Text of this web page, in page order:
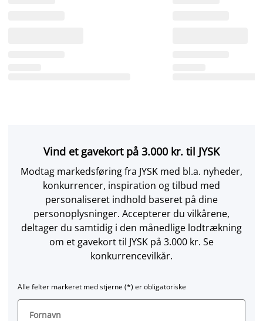
Vind et gavekort på 3.000 kr. til JYSK
Modtag markedsføring fra JYSK med bl.a. nyheder,
konkurrencer, inspiration og tilbud med
personaliseret indhold baseret på dine
personoplysninger. Accepterer du vilkårene,
deltager du samtidig i den månedlige lodtrækning
om et gavekort til JYSK på 3.000 kr. Se
konkurrencevilkår.
Alle felter markeret med stjerne (*) er obligatoriske
Fornavn